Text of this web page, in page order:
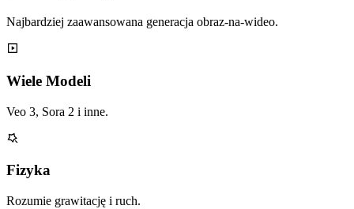
Najbardziej zaawansowana generacja obraz-na-wideo.
Wiele Modeli
Veo 3, Sora 2 i inne.
Fizyka
Rozumie grawitację i ruch.